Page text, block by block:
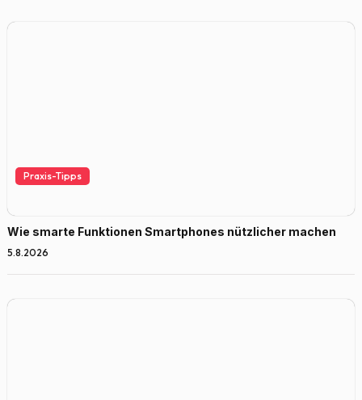
Praxis-Tipps
Wie smarte Funktionen Smartphones nützlicher machen
5.8.2026